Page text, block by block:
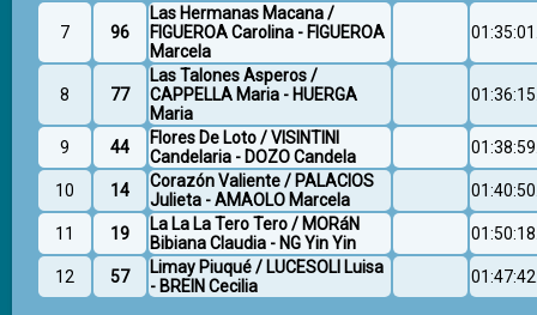
7 96
Las Hermanas Macana /
FIGUEROA Carolina - FIGUEROA
Marcela
8 77
Las Talones Asperos /
CAPPELLA Maria - HUERGA
Maria
9 44
Flores De Loto / VISINTINI
Candelaria - DOZO Candela
10 14
Corazón Valiente / PALACIOS
Julieta - AMAOLO Marcela
11 19
La La La Tero Tero / MORáN
Bibiana Claudia - NG Yin Yin
12 57
Limay Piuqué / LUCESOLI Luisa
- BREIN Cecilia